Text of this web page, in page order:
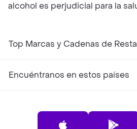
alcohol es perjudicial para la
Top Marcas y Cadenas de
Encuéntranos en estos países